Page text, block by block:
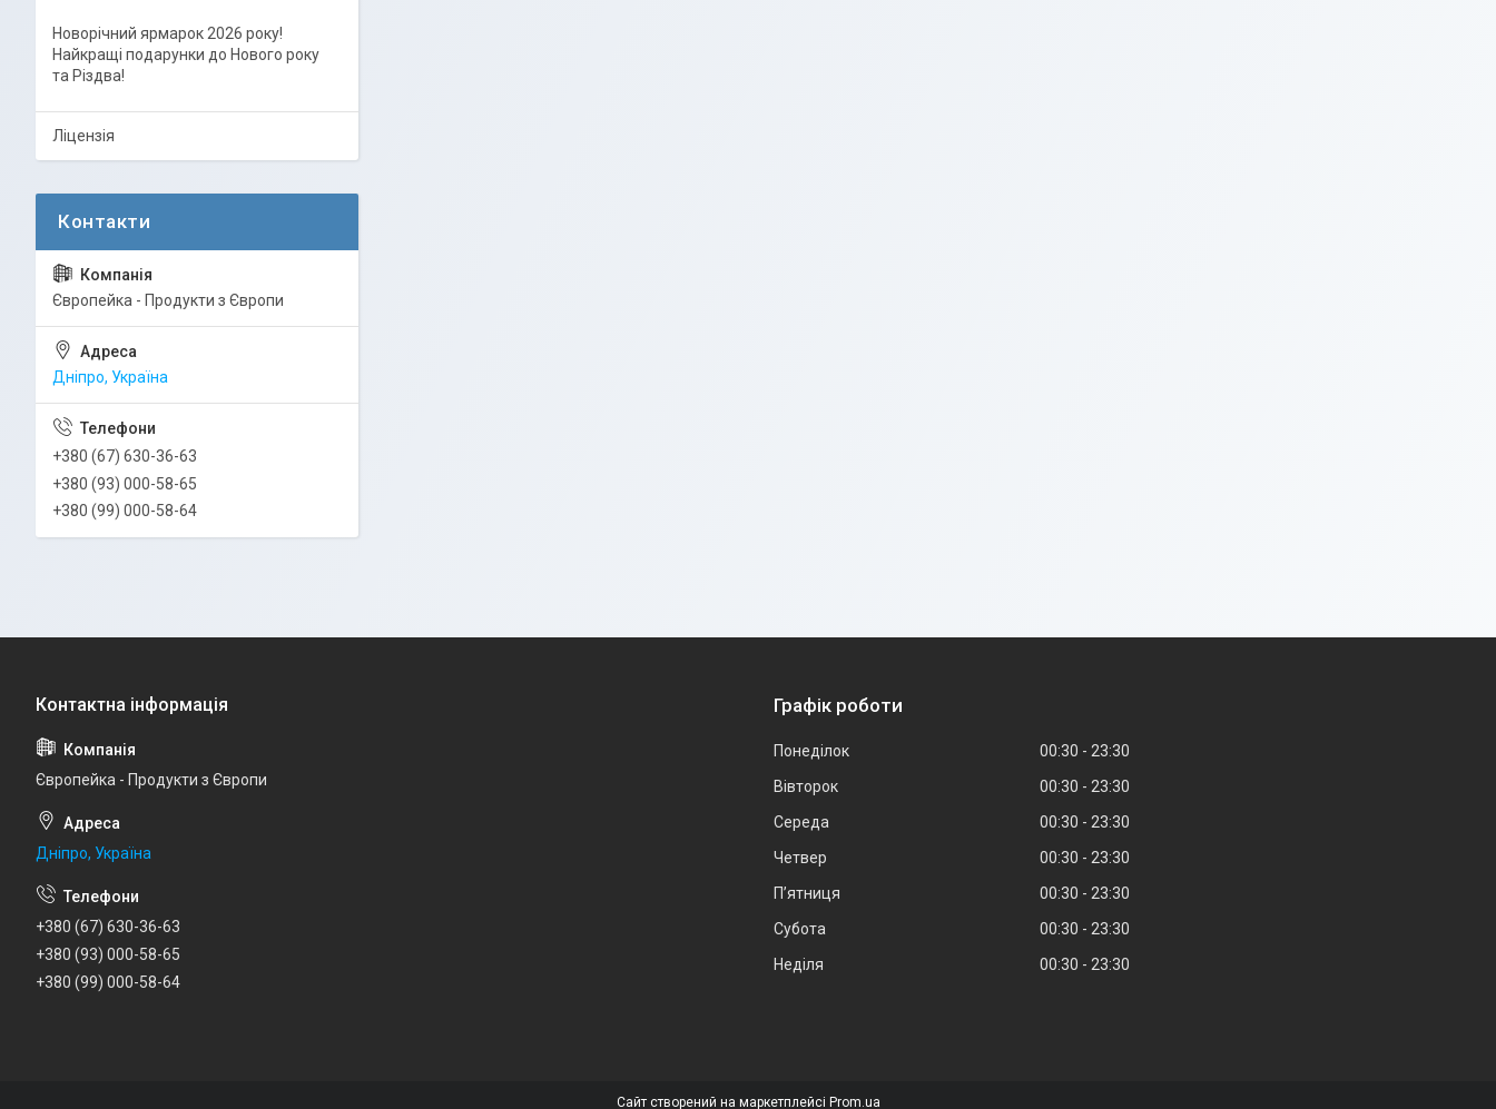
Новорічний ярмарок 2026 року!
Найкращі подарунки до Нового року
та Різдва!
Ліцензія
Європейка - Продукти з Європи
Дніпро, Україна
+380 (67) 630-36-63
+380 (93) 000-58-65
+380 (99) 000-58-64
Європейка - Продукти з Європи
Дніпро, Україна
+380 (67) 630-36-63
+380 (93) 000-58-65
+380 (99) 000-58-64
Графік роботи
Понеділок 00:30
23:30
Вівторок
00:30
23:30
Середа
00:30
23:30
Четвер
00:30
23:30
Пʼятниця
00:30
23:30
Субота
00:30
23:30
Неділя
00:30 23:30
Сайт створений на маркетплейсі Prom.ua